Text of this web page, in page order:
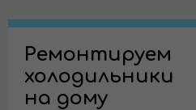
Ремонтируем
холодильники
на дому